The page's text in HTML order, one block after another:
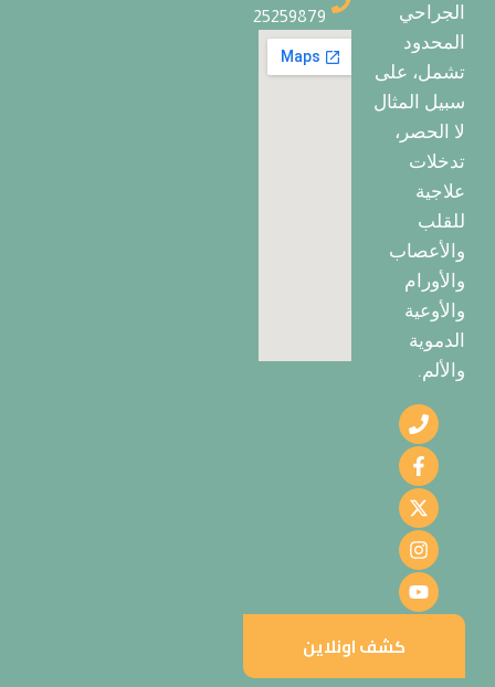
الجراحي
المحدود
تشمل، على
سبيل المثال
لا الحصر،
تدخلات
علاجية
للقلب
والأعصاب
والأورام
والأوعية
الدموية
والألم.
كشف اونلاين
25259879